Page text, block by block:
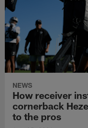
NEWS
How receiver
cornerback
to the pros